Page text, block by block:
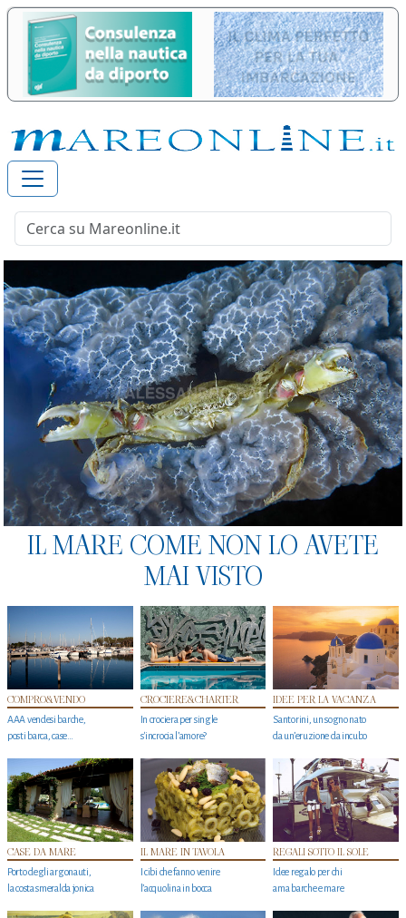
IL MARE COME NON LO AVETE
MAI VISTO
COMPRO&VENDO
AAA vendesi barche,
posti barca, case…
CROCIERE&CHARTER
In crociera per single
s'incrocia l’amore?
IDEE PER LA VACANZA
Santorini, un sogno nato
da un’eruzione da incubo
CASE DA MARE
Porto degli argonauti,
la costa smeralda jonica
IL MARE IN TAVOLA
I cibi che fanno venire
l’acquolina in bocca
REGALI SOTTO IL SOLE
Idee regalo per chi
ama barche e mare